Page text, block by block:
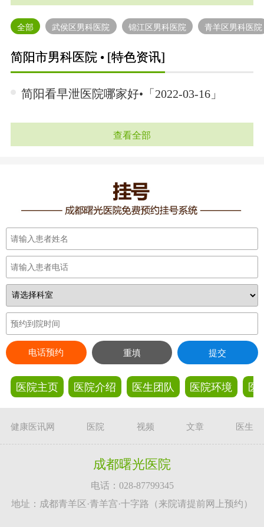
全部 武侯区男科医院 锦江区男科医院 青羊区男科医院
简阳市男科医院 • [特色资讯]
简阳看早泄医院哪家好•「2022-03-16」
查看全部
电话预约 重填 提交
医院主页 医院介绍 医生团队 医院环境 医
健康医讯网 医院 视频 文章 医生
成都曙光医院
电话：028-87799345
地址：成都青羊区·青羊宫·十字路（来院请提前网上预约）